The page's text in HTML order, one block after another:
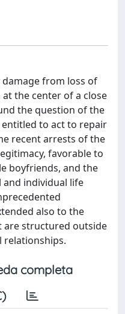
from loss of
the center of a close
the question of the
to act to repair
recent arrests of the
favorable to
boyfriends, and the
and individual life
also to the
are structured outside
relationships.
completa